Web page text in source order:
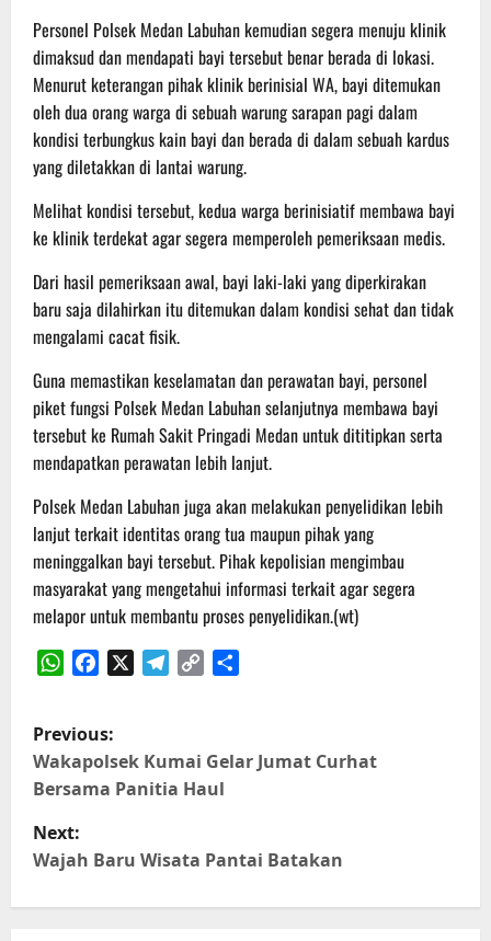
Personel Polsek Medan Labuhan kemudian segera menuju klinik
dimaksud dan mendapati bayi tersebut benar berada di lokasi.
Menurut keterangan pihak klinik berinisial WA, bayi ditemukan
oleh dua orang warga di sebuah warung sarapan pagi dalam
kondisi terbungkus kain bayi dan berada di dalam sebuah kardus
yang diletakkan di lantai warung.
Melihat kondisi tersebut, kedua warga berinisiatif membawa bayi
ke klinik terdekat agar segera memperoleh pemeriksaan medis.
Dari hasil pemeriksaan awal, bayi laki-laki yang diperkirakan
baru saja dilahirkan itu ditemukan dalam kondisi sehat dan tidak
mengalami cacat fisik.
Guna memastikan keselamatan dan perawatan bayi, personel
piket fungsi Polsek Medan Labuhan selanjutnya membawa bayi
tersebut ke Rumah Sakit Pringadi Medan untuk dititipkan serta
mendapatkan perawatan lebih lanjut.
Polsek Medan Labuhan juga akan melakukan penyelidikan lebih
lanjut terkait identitas orang tua maupun pihak yang
meninggalkan bayi tersebut. Pihak kepolisian mengimbau
masyarakat yang mengetahui informasi terkait agar segera
melapor untuk membantu proses penyelidikan.(wt)
P
o
s
t
n
Previous:
Wakapolsek Kumai Gelar Jumat Curhat
Bersama Panitia Haul
Next:
Wajah Baru Wisata Pantai Batakan